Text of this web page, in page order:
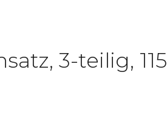
3-teilig, 115